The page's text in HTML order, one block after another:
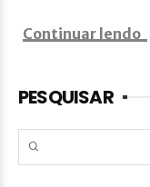
Continuar lendo
PESQUISAR